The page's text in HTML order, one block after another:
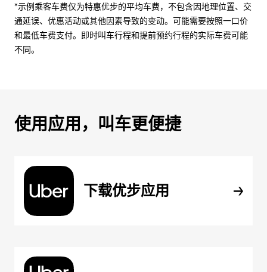
*示例乘客车费仅为特惠优步的平均车费，不包含因地理位置、交
通延误、优惠活动或其他因素导致的变动。可能需要按照一口价
和最低车费支付。即时叫车行程和提前预约行程的实际车费可能
不同。
使用应用，叫车更便捷
下载优步应用